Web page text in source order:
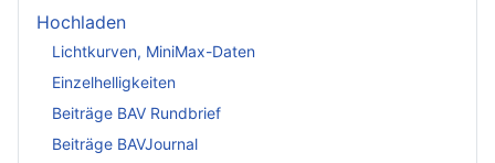
Hochladen
Lichtkurven, MiniMax-Daten
Einzelhelligkeiten
Beiträge BAV Rundbrief
Beiträge BAVJournal